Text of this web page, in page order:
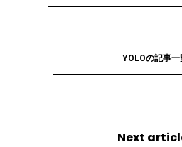
YOLOの記事一
Next